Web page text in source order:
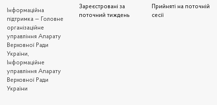
Iнформаційна
підтримка — Головне
організаційне
управління Апарату
Верховної Ради
України,
Інформаційне
управління Апарату
Верховної Ради
України
Зареєстровані за
поточний тиждень
Прийняті на поточній
сесії